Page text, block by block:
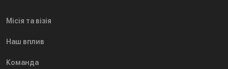
Місія та візія
Наш вплив
Команда